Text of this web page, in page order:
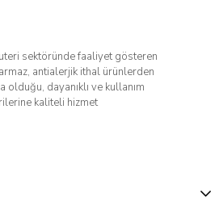
sektöründe faaliyet gösteren
antialerjik ithal ürünlerden
dayanıklı ve kullanım
kaliteli hizmet